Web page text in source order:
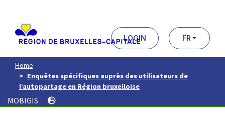
contenu
principal
LOGIN FR
Home
Enquêtes spécifiques auprès des utilisateurs de
l’autopartage en Région bruxelloise
MOBIGIS